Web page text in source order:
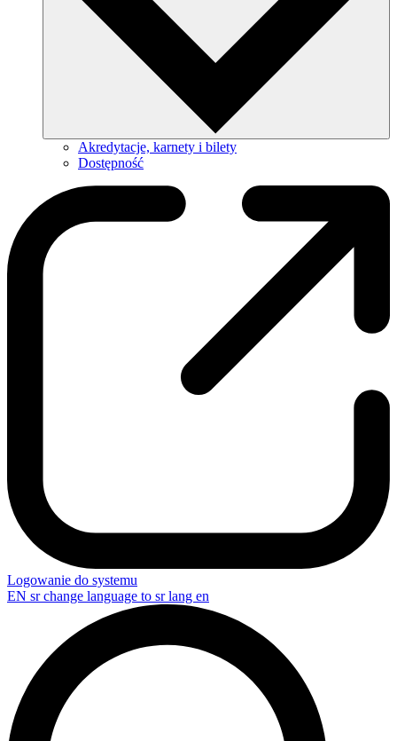
Akredytacje, karnety i bilety
Dostępność
Logowanie do systemu
EN sr change language to sr lang en